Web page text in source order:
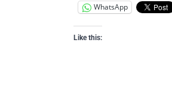
WhatsApp
Like this: